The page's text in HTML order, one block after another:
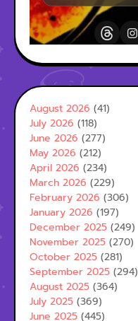
August 2026 (41)
July 2026 (118)
June 2026 (277)
May 2026 (212)
April 2026 (234)
March 2026 (229)
February 2026 (306)
January 2026 (197)
December 2025 (249)
November 2025 (270)
October 2025 (281)
September 2025 (294)
August 2025 (364)
July 2025 (369)
June 2025 (445)